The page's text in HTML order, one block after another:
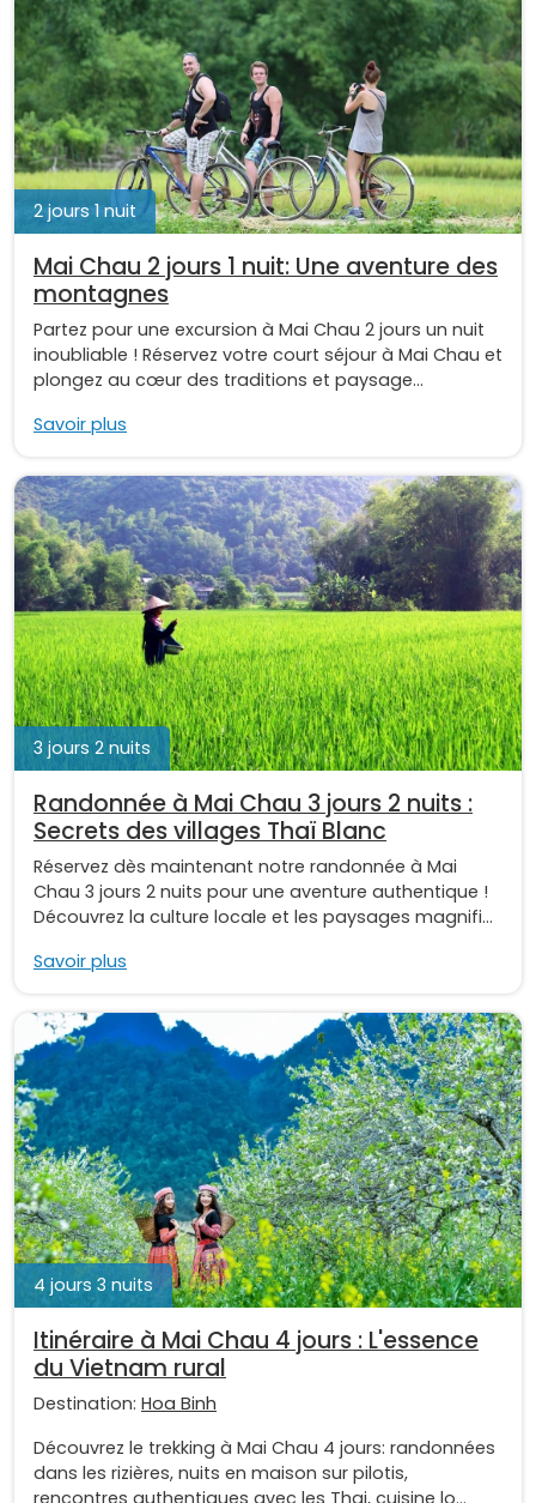
2 jours 1 nuit
Mai Chau 2 jours 1 nuit: Une aventure des
montagnes
Partez pour une excursion à Mai Chau 2 jours un nuit
inoubliable ! Réservez votre court séjour à Mai Chau et
plongez au cœur des traditions et paysage...
Savoir plus
3 jours 2 nuits
Randonnée à Mai Chau 3 jours 2 nuits :
Secrets des villages Thaï Blanc
Réservez dès maintenant notre randonnée à Mai
Chau 3 jours 2 nuits pour une aventure authentique !
Découvrez la culture locale et les paysages magnifi...
Savoir plus
4 jours 3 nuits
Itinéraire à Mai Chau 4 jours : L'essence
du Vietnam rural
Destination: Hoa Binh
Découvrez le trekking à Mai Chau 4 jours: randonnées
dans les rizières, nuits en maison sur pilotis,
rencontres authentiques avec les Thai, cuisine lo...